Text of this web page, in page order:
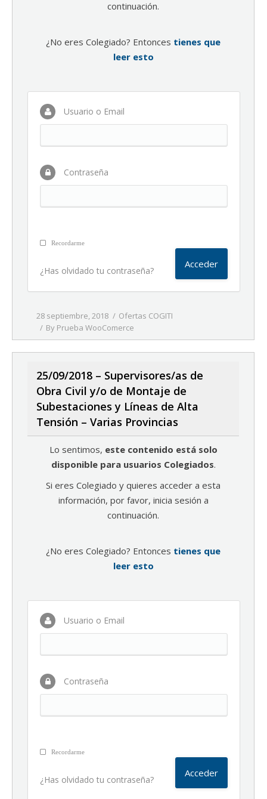
continuación.
¿No eres Colegiado? Entonces tienes que
leer esto
Usuario o Email
Contraseña
Recordarme
¿Has olvidado tu contraseña?
28 septiembre, 2018
Ofertas COGITI
By Prueba WooComerce
25/09/2018 – Supervisores/as de
Obra Civil y/o de Montaje de
Subestaciones y Líneas de Alta
Tensión – Varias Provincias
Lo sentimos, este contenido está solo
disponible para usuarios Colegiados.
Si eres Colegiado y quieres acceder a esta
información, por favor, inicia sesión a
continuación.
¿No eres Colegiado? Entonces tienes que
leer esto
Usuario o Email
Contraseña
Recordarme
¿Has olvidado tu contraseña?